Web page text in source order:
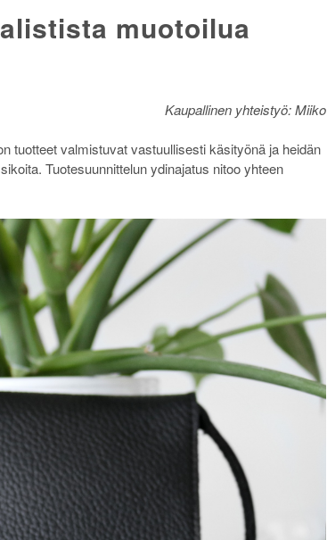
muotoilua
Kaupallinen yhteistyö: Miiko
tuotteet valmistuvat vastuullisesti käsityönä ja heidän
Tuotesuunnittelun ydinajatus nitoo yhteen